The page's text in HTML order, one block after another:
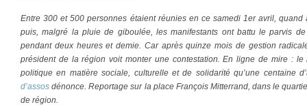
Entre 300 et 500 personnes étaient réunies en ce samedi 1er avril,
puis, malgré la pluie de giboulée, les manifestants ont battu le parvis
pendant deux heures et demie. Car après quinze mois de gestion
président de la région voit monter une contestation. En ligne de mire :
politique en matière sociale, culturelle et de solidarité qu’une centaine
d’assos dénonce. Reportage sur la place François Mitterrand, dans le
de région.